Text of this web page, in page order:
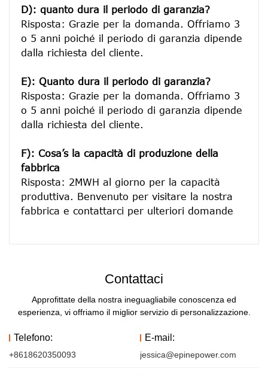
D): quanto dura il periodo di garanzia?
Risposta: Grazie per la domanda. Offriamo 3
o 5 anni poiché il periodo di garanzia dipende
dalla richiesta del cliente.
E): Quanto dura il periodo di garanzia?
Risposta: Grazie per la domanda. Offriamo 3
o 5 anni poiché il periodo di garanzia dipende
dalla richiesta del cliente.
F): Cosa’s la capacità di produzione della
fabbrica
Risposta: 2MWH al giorno per la capacità
produttiva. Benvenuto per visitare la nostra
Contattaci
Approfittate della nostra ineguagliabile conoscenza ed
esperienza, vi offriamo il miglior servizio di personalizzazione.
Telefono:
+8618620350093
E-mail:
jessica@epinepower.com